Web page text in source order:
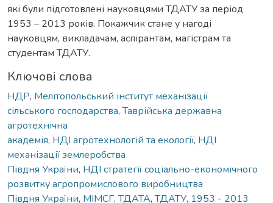
які були підготовлені науковцями ТДАТУ за період
1953 – 2013 років. Покажчик стане у нагоді
науковцям, викладачам, аспірантам, магістрам та
студентам ТДАТУ.
Ключові слова
НДР, Мелітопольський інститут механізації
сільського господарства,Таврійська державна
агротехнічна
академія, НДІ агротехнологій та екології, НДІ
механізації землеробства
Півдня України, НДІ стратегії соціально-економічного
розвитку агропромислового виробництва
Півдня України, МІМСГ,ТДАТА,ТДАТУ, 1953 - 2013